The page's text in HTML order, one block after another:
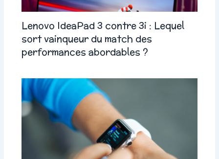
Lenovo IdeaPad 3 contre 3i : Lequel
sort vainqueur du match des
performances abordables ?